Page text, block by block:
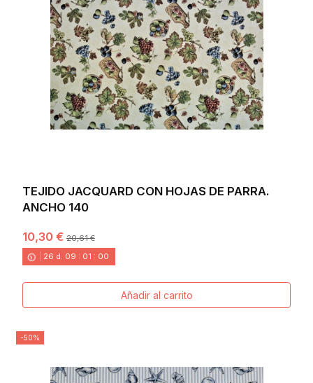
TEJIDO JACQUARD CON HOJAS DE PARRA.
ANCHO 140
10,30 €20,61 €
26 d. 09 : 00 :58
Añadir al carrito
-50%